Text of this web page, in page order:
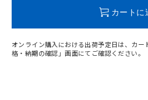
カートに
オンライン購入における出荷予定日は、カ
格・納期の確認」画面にてご確認ください。